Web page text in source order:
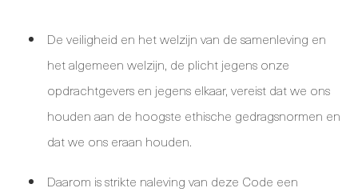
De veiligheid en het welzijn van de samenleving en
het algemeen welzijn, de plicht jegens onze
opdrachtgevers en jegens elkaar, vereist dat we ons
houden aan de hoogste ethische gedragsnormen en
dat we ons eraan houden.
Daarom is strikte naleving van deze Code een